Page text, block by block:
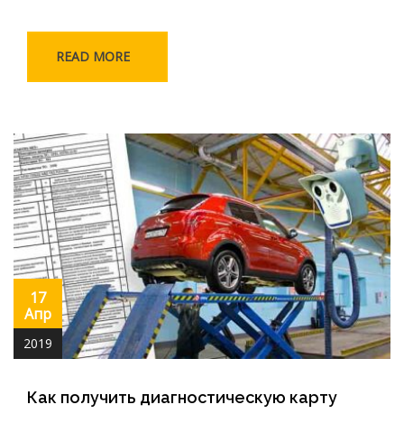
READ MORE
17
Апр
2019
Как получить диагностическую карту